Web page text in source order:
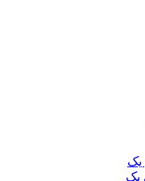
یک